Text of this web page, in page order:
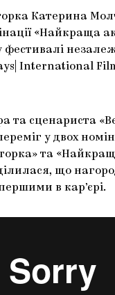
Катерина
«Найкраща
International
та сценариста
у двох
та
що
в кар’єрі.